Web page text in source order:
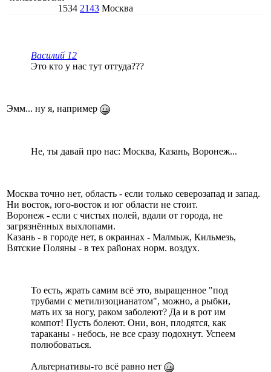
1534 2143 Москва
Василий 12
Это кто у нас тут оттуда???
Эмм... ну я, например
Не, ты давай про нас: Москва, Казань, Воронеж...
Москва точно нет, область - если только северозапад и запад.
Ни восток, юго-восток и юг области не стоит.
Воронеж - если с чистых полей, вдали от города, не
загрязнённых выхлопами.
Казань - в городе нет, в окраинах - Малмыж, Кильмезь,
Вятские Поляны - в тех районах норм. воздух.
То есть, жрать самим всё это, выращенное "под
трубами с метилизоцианатом", можно, а рыбки,
мать их за ногу, раком заболеют? Да и в рот им
компот! Пусть болеют. Они, вон, плодятся, как
тараканы - небось, не все сразу подохнут. Успеем
полюбоваться.
Альтернативы-то всё равно нет